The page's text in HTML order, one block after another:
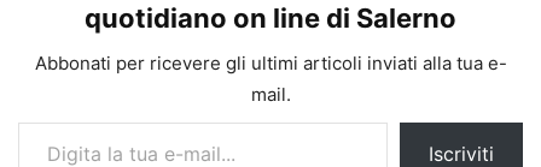
quotidiano on line di Salerno
Abbonati per ricevere gli ultimi articoli inviati alla tua e-
mail.
Digita la tua e-mail...
Iscriviti